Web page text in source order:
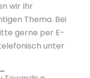
wir Ihr
Thema. Bei
gerne per E-
unter